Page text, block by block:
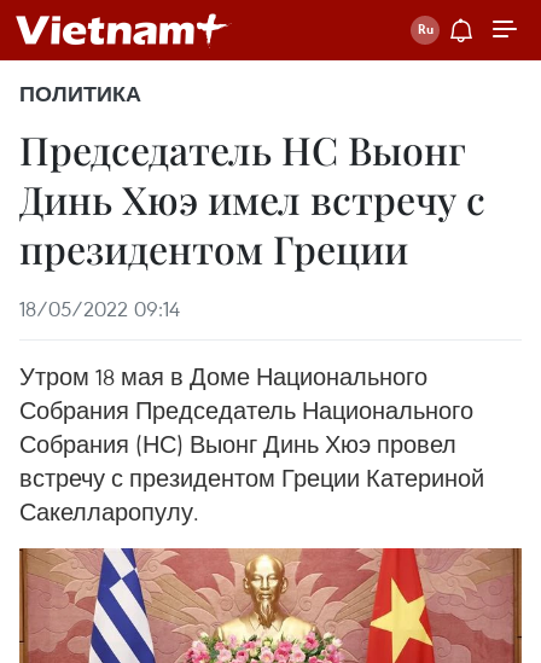
ПОЛИТИКА
Председатель НС Выонг
Динь Хюэ имел встречу с
президентом Греции
18/05/2022 09:14
Утром 18 мая в Доме Национального
Собрания Председатель Национального
Собрания (НС) Выонг Динь Хюэ провел
встречу с президентом Греции Катериной
Сакелларопулу.